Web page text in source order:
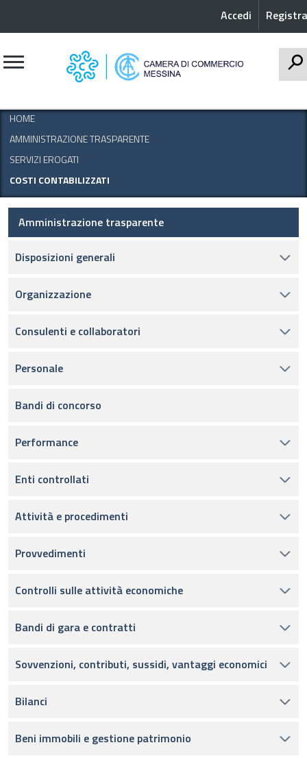
Accedi
HOME
AMMINISTRAZIONE TRASPARENTE
SERVIZI EROGATI
COSTI CONTABILIZZATI
Amministrazione trasparente
Disposizioni generali
Organizzazione
Consulenti e collaboratori
Personale
Bandi di concorso
Performance
Enti controllati
Attività e procedimenti
Provvedimenti
Controlli sulle attività economiche
Bandi di gara e contratti
Sovvenzioni, contributi, sussidi, vantaggi economici
Bilanci
Beni immobili e gestione patrimonio